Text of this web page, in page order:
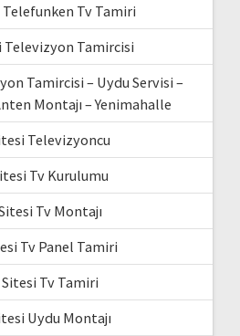
Telefunken Tv Tamiri
Televizyon Tamircisi
Tamircisi – Uydu Servisi –
Montajı – Yenimahalle
Televizyoncu
Tv Kurulumu
Tv Montajı
Tv Panel Tamiri
Sitesi Tv Tamiri
Uydu Montajı